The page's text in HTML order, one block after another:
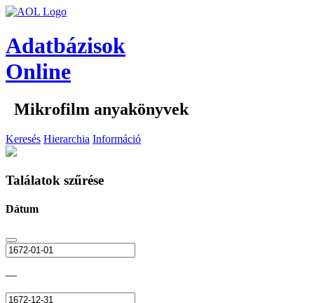
Adatbázisok
Online
Mikrofilm anyakönyvek
Keresés Hierarchia Információ
Találatok szűrése
Dátum
—